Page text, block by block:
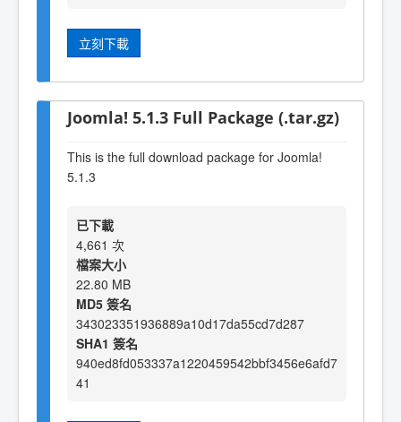
立刻下載
Joomla! 5.1.3 Full Package (.tar.gz)
This is the full download package for Joomla!
5.1.3
已下載
4,661 次
檔案大小
22.80 MB
MD5 簽名
343023351936889a10d17da55cd7d287
SHA1 簽名
940ed8fd053337a1220459542bbf3456e6afd7
41